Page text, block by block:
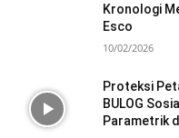
Kronologi
Esco
10/02/2026
Proteksi
BULOG
Parametrik